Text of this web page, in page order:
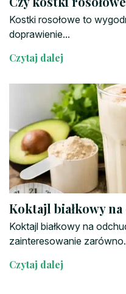
Kostki rosołowe to
doprawienie...
Czytaj dalej
Koktajl białkowy
Koktajl białkowy na
zainteresowanie
Czytaj dalej